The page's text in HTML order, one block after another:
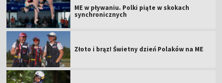
ME w pływaniu. Polki piąte w skokach
synchronicznych
Złoto i brąz! Świetny dzień Polaków na ME